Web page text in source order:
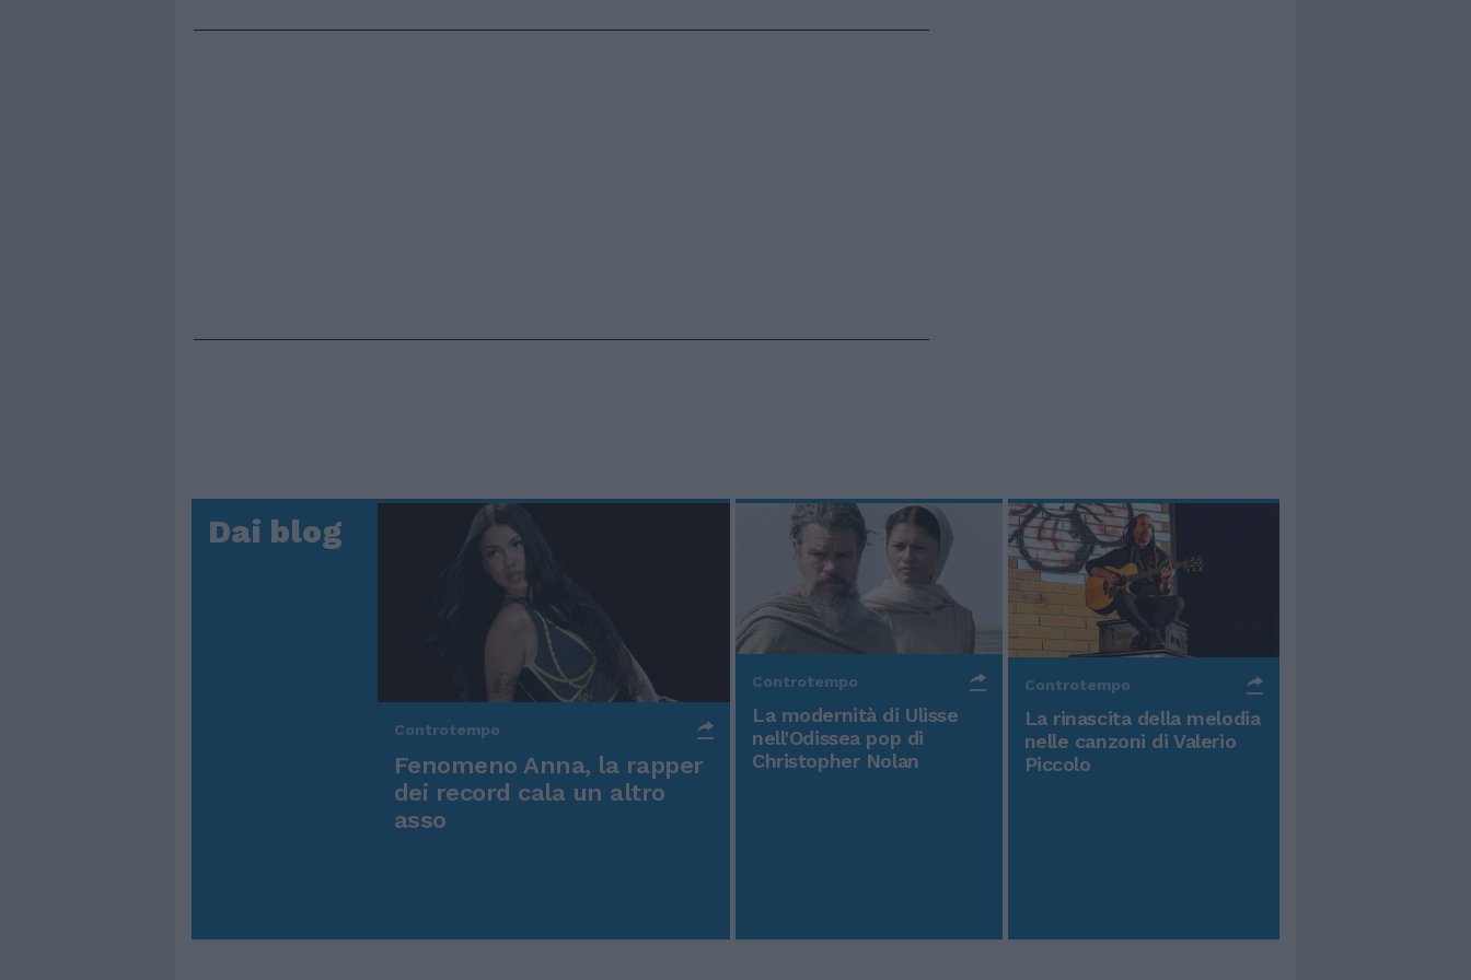
Dai blog
Controtempo
Fenomeno Anna, la rapper
dei record cala un altro
asso
Controtempo
La modernità di Ulisse
nell'Odissea pop di
Christopher Nolan
Controtempo
La rinascita della melodia
nelle canzoni di Valerio
Piccolo